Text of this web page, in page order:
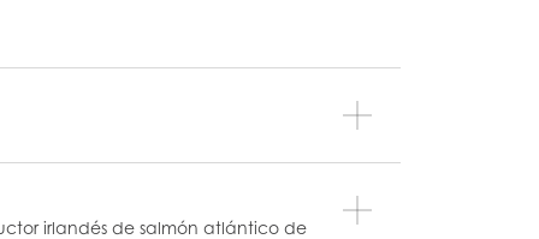
irlandés de salmón atlántico de